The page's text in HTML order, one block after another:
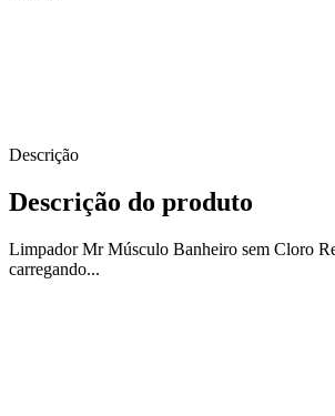
Descrição
Descrição do produto
Limpador Mr Músculo Banheiro sem Cloro
carregando...